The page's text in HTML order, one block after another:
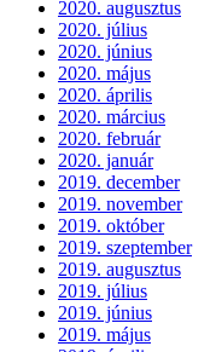
2020. augusztus
2020. július
2020. június
2020. május
2020. április
2020. március
2020. február
2020. január
2019. december
2019. november
2019. október
2019. szeptember
2019. augusztus
2019. július
2019. június
2019. május